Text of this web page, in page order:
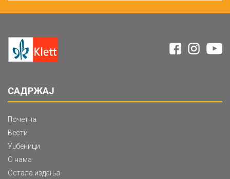
САДРЖАЈ
Почетна
Вести
Уџбеници
О нама
Остала издања